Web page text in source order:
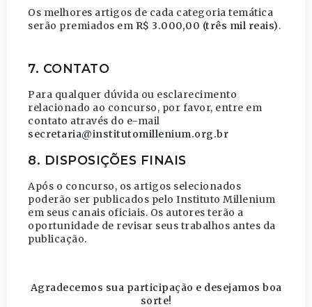
Os melhores artigos de cada categoria temática
serão premiados em R$ 3.000,00 (três mil reais).
7. CONTATO
Para qualquer dúvida ou esclarecimento
relacionado ao concurso, por favor, entre em
contato através do e-mail
secretaria@institutomillenium.org.br
8. DISPOSIÇÕES FINAIS
Após o concurso, os artigos selecionados
poderão ser publicados pelo Instituto Millenium
em seus canais oficiais. Os autores terão a
oportunidade de revisar seus trabalhos antes da
publicação.
Agradecemos sua participação e desejamos boa
sorte!